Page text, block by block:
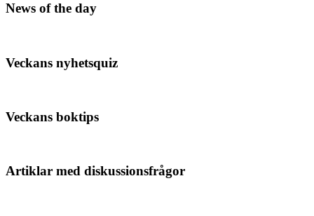
News of the day
Veckans nyhetsquiz
Veckans boktips
Artiklar med diskussionsfrågor